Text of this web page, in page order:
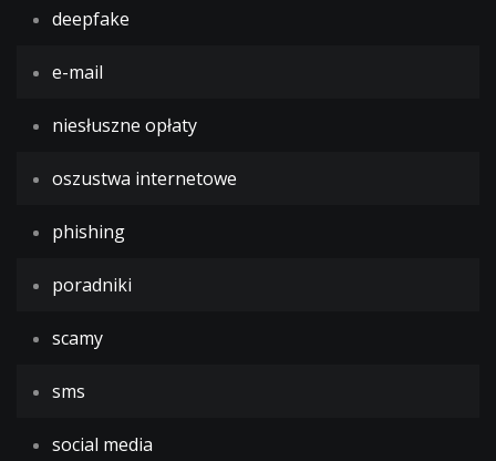
deepfake
e-mail
niesłuszne opłaty
oszustwa internetowe
phishing
poradniki
scamy
sms
social media